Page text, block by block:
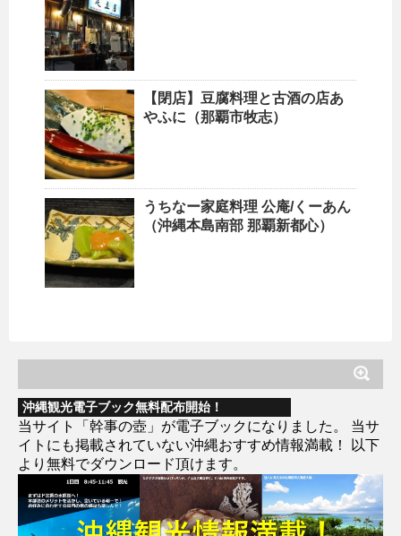
【閉店】豆腐料理と古酒の店あ
やふに（那覇市牧志）
うちなー家庭料理 公庵/くーあん
（沖縄本島南部 那覇新都心）
沖縄観光電子ブック無料配布開始！
当サイト「幹事の壺」が電子ブックになりました。 当サ
イトにも掲載されていない沖縄おすすめ情報満載！ 以下
より無料でダウンロード頂けます。